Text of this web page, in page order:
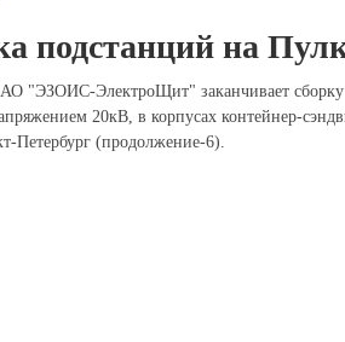
подстанций на
"ЭЗОИС-ЭлектроЩит" заканчивает
20кВ, в корпусах контейнер-
Петербург (продолжение-6).